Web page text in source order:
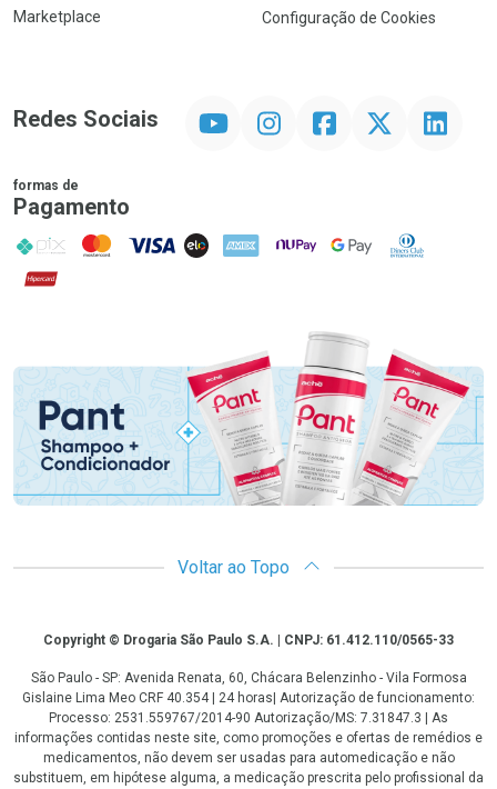
Marketplace
Configuração de Cookies
Redes Sociais InstagramFacebook Linkedin
formas de
Pagamento
PIX MasterCard
VISA ELO AMEX NuPay Google PayDiners Club
Hipercard
Promoção em Destaque
Voltar ao Topo
CopyrightCopyright © Drogaria São Paulo S.A. | CNPJ: 61.412.110/0565-33
São Paulo - SP: Avenida Renata, 60, Chácara Belenzinho - Vila Formosa
Gislaine Lima Meo CRF 40.354 | 24 horas| Autorização de funcionamento:
Processo: 2531.559767/2014-90 Autorização/MS: 7.31847.3 | As
informações contidas neste site, como promoções e ofertas de remédios e
medicamentos, não devem ser usadas para automedicação e não
substituem, em hipótese alguma, a medicação prescrita pelo profissional da